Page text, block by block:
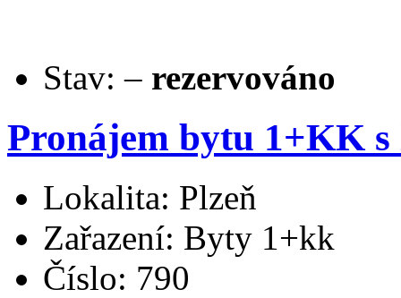
Stav: – rezervováno
Pronájem bytu 1+KK
Lokalita: Plzeň
Zařazení: Byty 1+kk
Číslo: 790